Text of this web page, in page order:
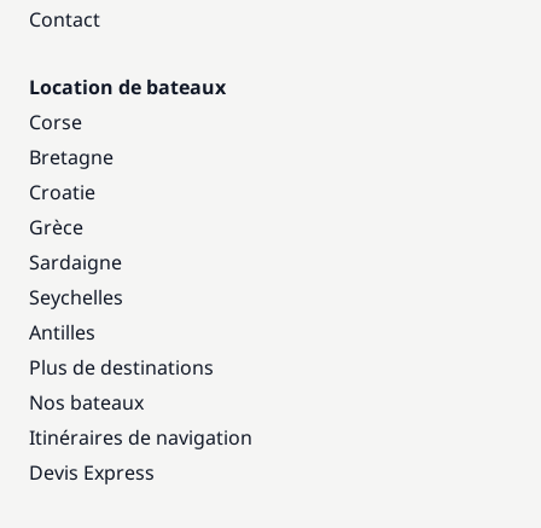
Contact
Location de bateaux
Corse
Bretagne
Croatie
Grèce
Sardaigne
Seychelles
Antilles
Plus de destinations
Nos bateaux
Itinéraires de navigation
Devis Express